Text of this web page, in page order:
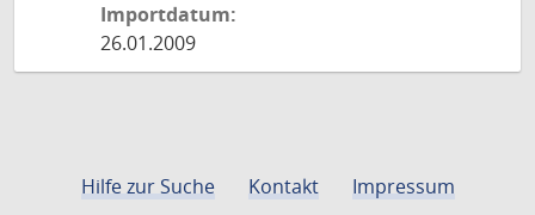
Importdatum:
26.01.2009
Hilfe zur Suche Kontakt
Impressum